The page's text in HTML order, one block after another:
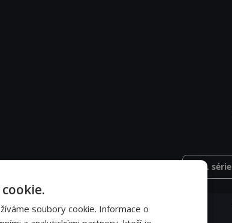
18. série
soubory cookie. Informace o